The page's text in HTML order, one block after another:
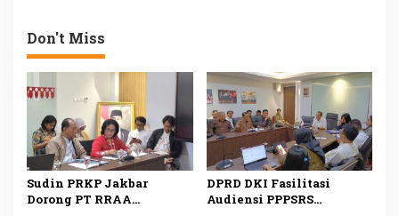
Rumah
Don't Miss
Sudin PRKP Jakbar
Dorong PT RRAA
DPRD DKI Fasilitasi
Audiensi PPPSRS